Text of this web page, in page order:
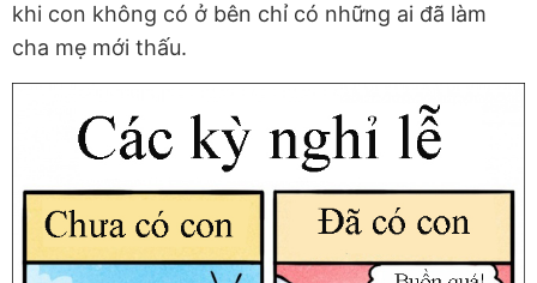
khi con không có ở bên chỉ có những ai đã làm
cha mẹ mới thấu.